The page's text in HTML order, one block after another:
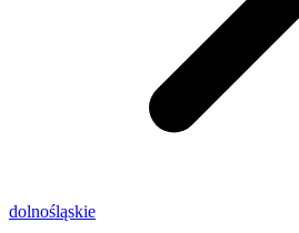
dolnośląskie